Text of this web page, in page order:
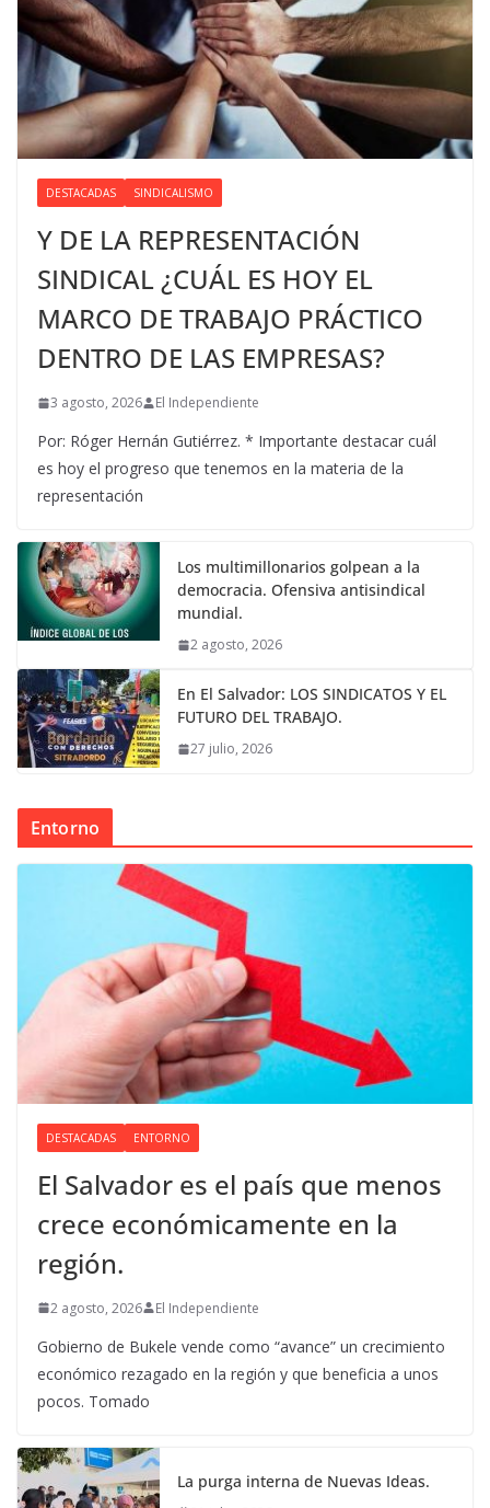
DESTACADAS SINDICALISMO
Y DE LA REPRESENTACIÓN
SINDICAL ¿CUÁL ES HOY EL
MARCO DE TRABAJO PRÁCTICO
DENTRO DE LAS EMPRESAS?
3 agosto, 2026 El Independiente
Por: Róger Hernán Gutiérrez. * Importante destacar cuál
es hoy el progreso que tenemos en la materia de la
representación
Los multimillonarios golpean a la
democracia. Ofensiva antisindical
mundial.
2 agosto, 2026
En El Salvador: LOS SINDICATOS Y EL
FUTURO DEL TRABAJO.
27 julio, 2026
Entorno
DESTACADAS ENTORNO
El Salvador es el país que menos
crece económicamente en la
región.
2 agosto, 2026 El Independiente
Gobierno de Bukele vende como “avance” un crecimiento
económico rezagado en la región y que beneficia a unos
pocos. Tomado
La purga interna de Nuevas Ideas.